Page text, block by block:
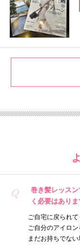
Q
巻き髪レッス
く必要はありま
ご自宅に戻られ
ご自分のアイロン
まだお持ちでな